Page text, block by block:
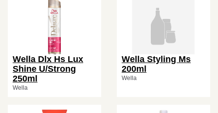
Wella Dlx Hs Lux
Shine U/Strong
250ml
Wella
Wella Styling Ms
200ml
Wella